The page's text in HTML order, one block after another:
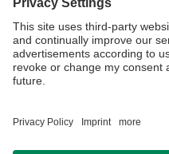
Transport von Energie
Spektrum1(2020) 6-15.
Brüggemann, D.; Jess,
Schlüsseltechnologie –
Gassektors für eine